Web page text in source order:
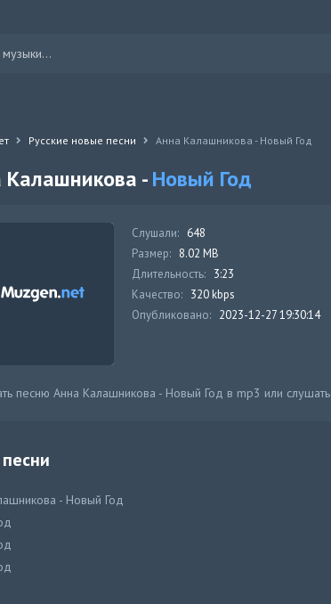
Русские новые песни Анна Калашникова - Новый Год
Калашникова -Новый Год
Слушали: 648
Размер: 8.02 MB
Длительность: 3:23
Качество: 320 kbps
Опубликовано: 2023-12-27 19:30:14
песню Анна Калашникова - Новый Год в mp3 или
- Новый Год